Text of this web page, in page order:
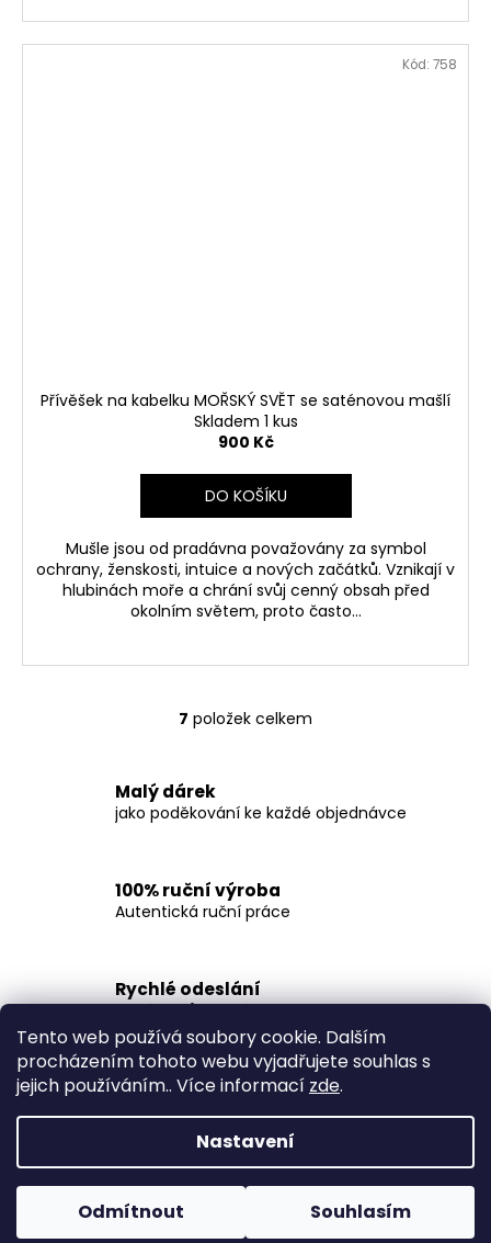
Tento web používá soubory cookie. Dalším
procházením tohoto webu vyjadřujete souhlas s
jejich používáním.. Více informací zde.
Nastavení
Odmítnout Souhlasím
Přívěšek na kabelku MOŘSKÝ SVĚT se saténovou mašlí
Skladem 1 kus
900 Kč
DO KOŠÍKU
Mušle jsou od pradávna považovány za symbol
ochrany, ženskosti, intuice a nových začátků. Vznikají v
hlubinách moře a chrání svůj cenný obsah před
okolním světem, proto často...
Kód: 758
O
á
d
í
p
k
v
ý
p
i
s
u
7 položek celkem
Malý dárek
jako poděkování ke každé objednávce
100% ruční výroba
Autentická ruční práce
Rychlé odeslání
I u výrobků na míru
á
a
Copyright 2026EPOXYMA . Všechna práva vyhrazena.